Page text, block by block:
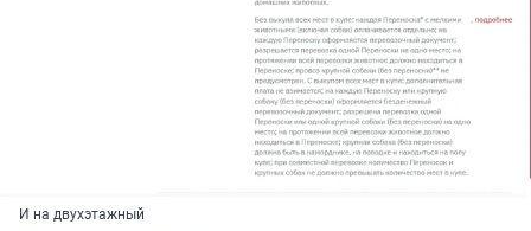
И на двухэтажный